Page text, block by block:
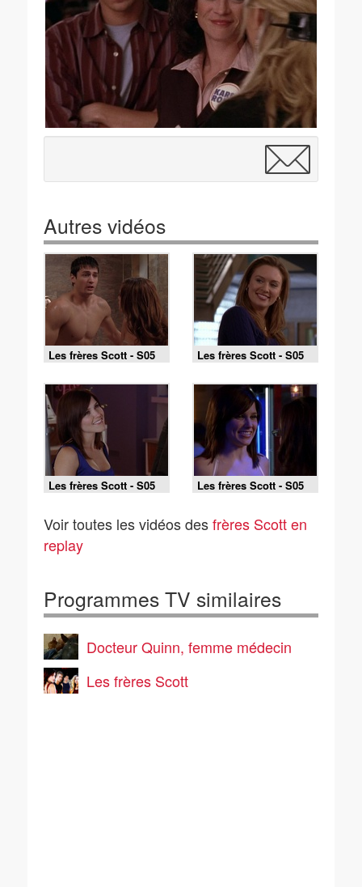
Autres vidéos
Les frères Scott - S05
E10 - A qui la faute ?
Les frères Scott - S05
E09 - Entre filles !
Les frères Scott - S05
E08 - La place est prise
Les frères Scott - S05
E07 - Petite soirée
Voir toutes les vidéos desfrères Scott en
replay
Programmes TV similaires
Docteur Quinn, femme médecin
Les frères Scott